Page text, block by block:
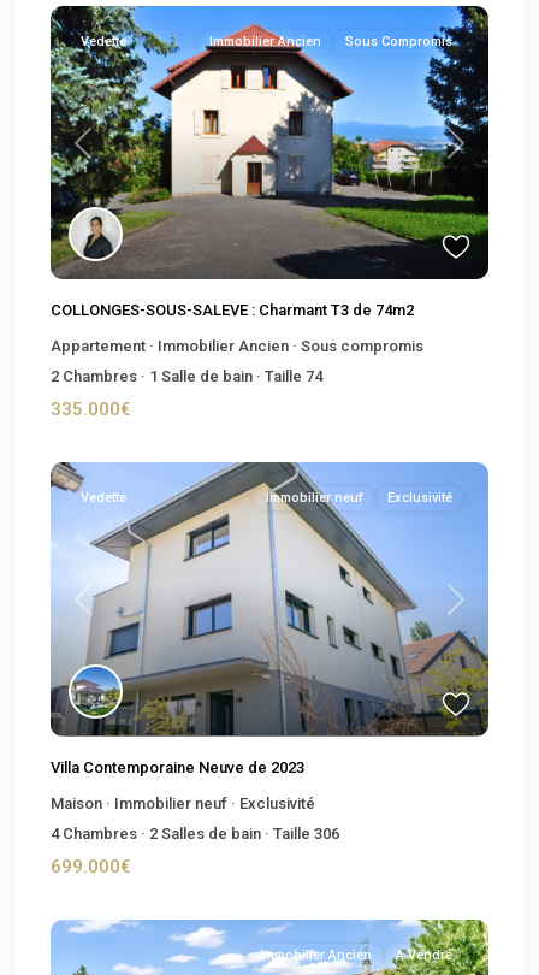
Previous Next
Vedette Immobilier Ancien Sous Compromis
COLLONGES-SOUS-SALEVE : Charmant T3 de 74m2
Appartement · Immobilier Ancien · Sous compromis
2 Chambres · 1 Salle de bain · Taille 74
335.000€
Previous Next
Vedette Immobilier neuf Exclusivité
Villa Contemporaine Neuve de 2023
Maison · Immobilier neuf · Exclusivité
4Chambres · 2 Salles de bain · Taille 306
699.000€
Immobilier Ancien A Vendre